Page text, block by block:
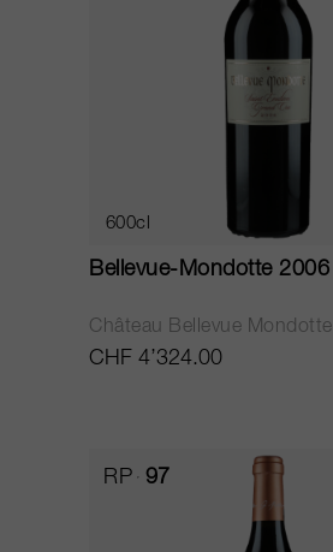
600cl
Bellevue-Mondotte 2006
Château Bellevue Mondotte
CHF 4’324.00
RP 97